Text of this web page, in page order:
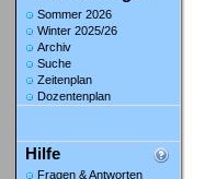
Sommer 2026
Winter 2025/26
Archiv
Suche
Zeitenplan
Dozentenplan
Hilfe
Fragen & Antworten